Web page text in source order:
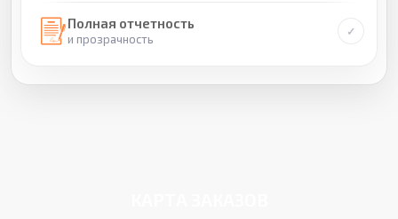
Полная отчетность
и прозрачность